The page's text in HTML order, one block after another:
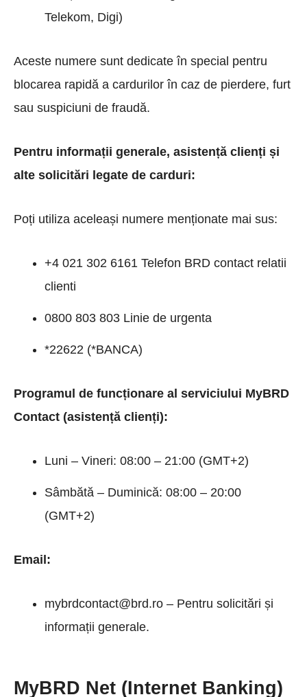
Telekom, Digi)
Aceste numere sunt dedicate în special pentru
blocarea rapidă a cardurilor în caz de pierdere, furt
sau suspiciuni de fraudă.
Pentru informații generale, asistență clienți și
alte solicitări legate de carduri:
Poți utiliza aceleași numere menționate mai sus:
+4 021 302 6161 Telefon BRD contact relatii
clienti
0800 803 803 Linie de urgenta
*22622 (*BANCA)
Programul de funcționare al serviciului MyBRD
Contact (asistență clienți):
Luni – Vineri: 08:00 – 21:00 (GMT+2)
Sâmbătă – Duminică: 08:00 – 20:00
(GMT+2)
Email:
mybrdcontact@brd.ro – Pentru solicitări și
informații generale.
MyBRD Net (Internet Banking)